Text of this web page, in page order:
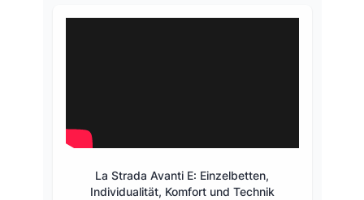
La Strada Avanti E: Einzelbetten,
Individualität, Komfort und Technik